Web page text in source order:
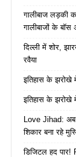
गालीबाज लड़की
गालीबाजों के बॉस
दिल्ली में शोर,
रवैया
इतिहास के झरोखे
इतिहास के झरोखे
Love Jihad: अब
शिकार बना रहे
डिजिटल हद